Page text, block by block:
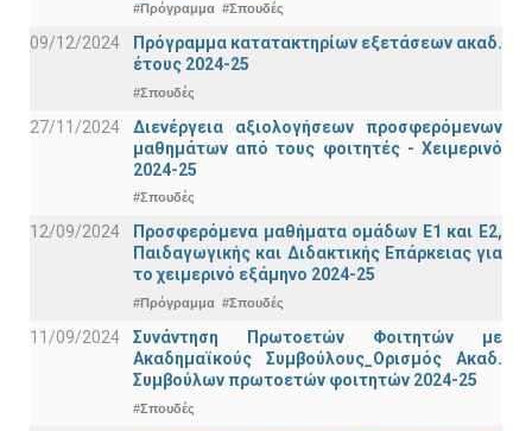
#Πρόγραμμα #Σπουδές
09/12/2024
Πρόγραμμα κατατακτηρίων εξετάσεων ακαδ.
έτους 2024-25
#Σπουδές
27/11/2024
Διενέργεια αξιολογήσεων προσφερόμενων
μαθημάτων από τους φοιτητές - Χειμερινό
2024-25
#Σπουδές
12/09/2024
Προσφερόμενα μαθήματα ομάδων Ε1 και Ε2,
Παιδαγωγικής και Διδακτικής Επάρκειας για
το χειμερινό εξάμηνο 2024-25
#Πρόγραμμα #Σπουδές
11/09/2024
Συνάντηση Πρωτοετών Φοιτητών με
Ακαδημαϊκούς Συμβούλους_Ορισμός Ακαδ.
Συμβούλων πρωτοετών φοιτητών 2024-25
#Σπουδές